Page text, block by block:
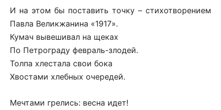
И на этом бы поставить точку – стихотворением
Павла Великжанина «1917».
Кумач вывешивал на щеках
По Петрограду февраль-злодей.
Толпа хлестала свои бока
Хвостами хлебных очередей.
Мечтами грелись: весна идет!